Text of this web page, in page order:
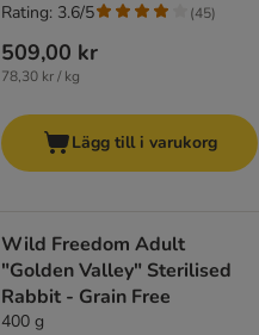
509,00 kr
78,30 kr / kg
Rating: 3.6/5 (45)
Lägg till i varukorg
Wild Freedom Adult
"Golden Valley" Sterilised
Rabbit - Grain Free
400 g